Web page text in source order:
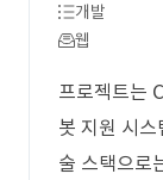
개발
웹
프로젝트는
봇 지원 시스
술 스택으로